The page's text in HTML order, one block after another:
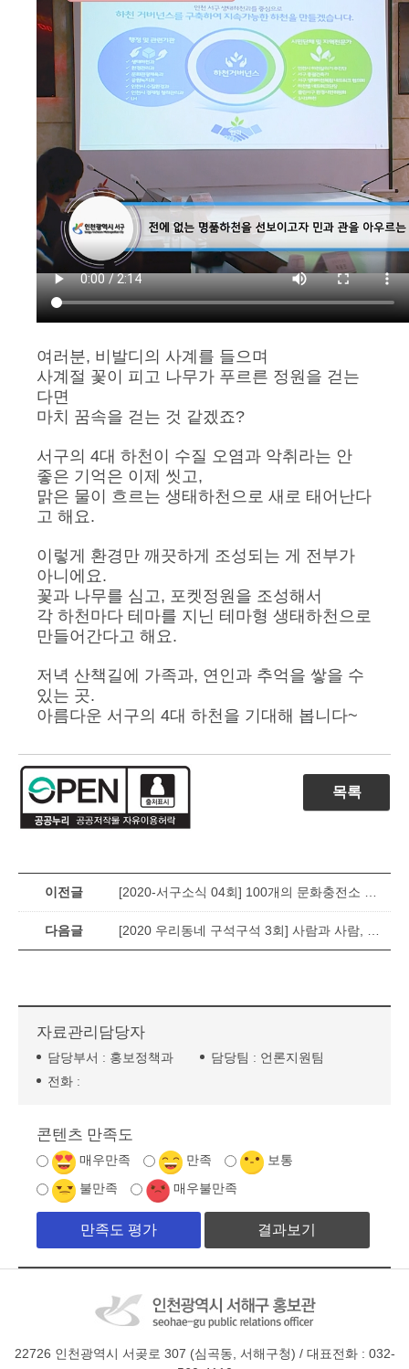
여러분, 비발디의 사계를 들으며
사계절 꽃이 피고 나무가 푸르른 정원을 걷는
다면
마치 꿈속을 걷는 것 같겠죠?
서구의 4대 하천이 수질 오염과 악취라는 안
좋은 기억은 이제 씻고,
맑은 물이 흐르는 생태하천으로 새로 태어난다
고 해요.
이렇게 환경만 깨끗하게 조성되는 게 전부가
아니에요.
꽃과 나무를 심고, 포켓정원을 조성해서
각 하천마다 테마를 지닌 테마형 생태하천으로
만들어간다고 해요.
저녁 산책길에 가족과, 연인과 추억을 쌓을 수
있는 곳.
아름다운 서구의 4대 하천을 기대해 봅니다~
목록
이전글
다음글
자료관리담당자
담당부서 : 홍보정책과 담당팀 : 언론지원팀
전화 :
콘텐츠 만족도
매우만족 만족 보통
불만족 매우불만족
결과보기
22726 인천광역시 서곶로 307 (심곡동, 서해구청) / 대표전화 : 032-